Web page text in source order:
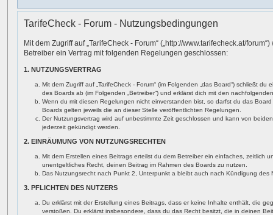
TarifeCheck - Forum - Nutzungsbedingungen
Mit dem Zugriff auf „TarifeCheck - Forum“ („http://www.tarifecheck.at/
Betreiber ein Vertrag mit folgenden Regelungen geschlossen:
1. NUTZUNGSVERTRAG
Mit dem Zugriff auf „TarifeCheck - Forum“ (im Folgenden „das Board“) schließt
des Boards ab (im Folgenden „Betreiber“) und erklärst dich mit den
Wenn du mit diesen Regelungen nicht einverstanden bist, so darfst du das
Boards gelten jeweils die an dieser Stelle veröffentlichten Regelungen.
Der Nutzungsvertrag wird auf unbestimmte Zeit geschlossen und kann von
jederzeit gekündigt werden.
2. EINRÄUMUNG VON NUTZUNGSRECHTEN
Mit dem Erstellen eines Beitrags erteilst du dem Betreiber ein einfaches, zeitlich
unentgeltliches Recht, deinen Beitrag im Rahmen des Boards zu nutzen.
Das Nutzungsrecht nach Punkt 2, Unterpunkt a bleibt auch nach Kündigung des
3. PFLICHTEN DES NUTZERS
Du erklärst mit der Erstellung eines Beitrags, dass er keine Inhalte enthält, die
verstoßen. Du erklärst insbesondere, dass du das Recht besitzt, die in deinen